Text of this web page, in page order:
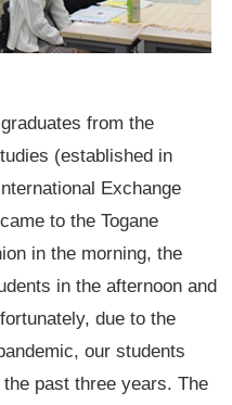
from the
(established in
Exchange
to the Togane
in the morning, the
in the afternoon and
due to the
our students
past three years. The